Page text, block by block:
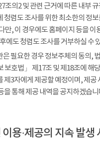
조의2 및 관련 근거에 따른 내부
청렴도 조사를 위한 최소한의 정
만, 이 경우에도 홈페이지 등을 이
에도 청렴도 조사를 거부하실 수
필요한 경우 정보주체의 동의,
보호법」 제17조 및 제18조에 해
제3자에게 제공할 예정이며, 제공
을 통해 제공 내역을 공지하겠습니
용·제공의 지속 발생